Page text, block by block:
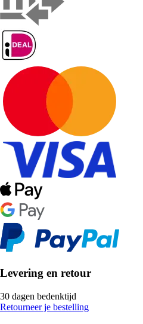
Levering en retour
30 dagen bedenktijd
Retourneer je bestelling